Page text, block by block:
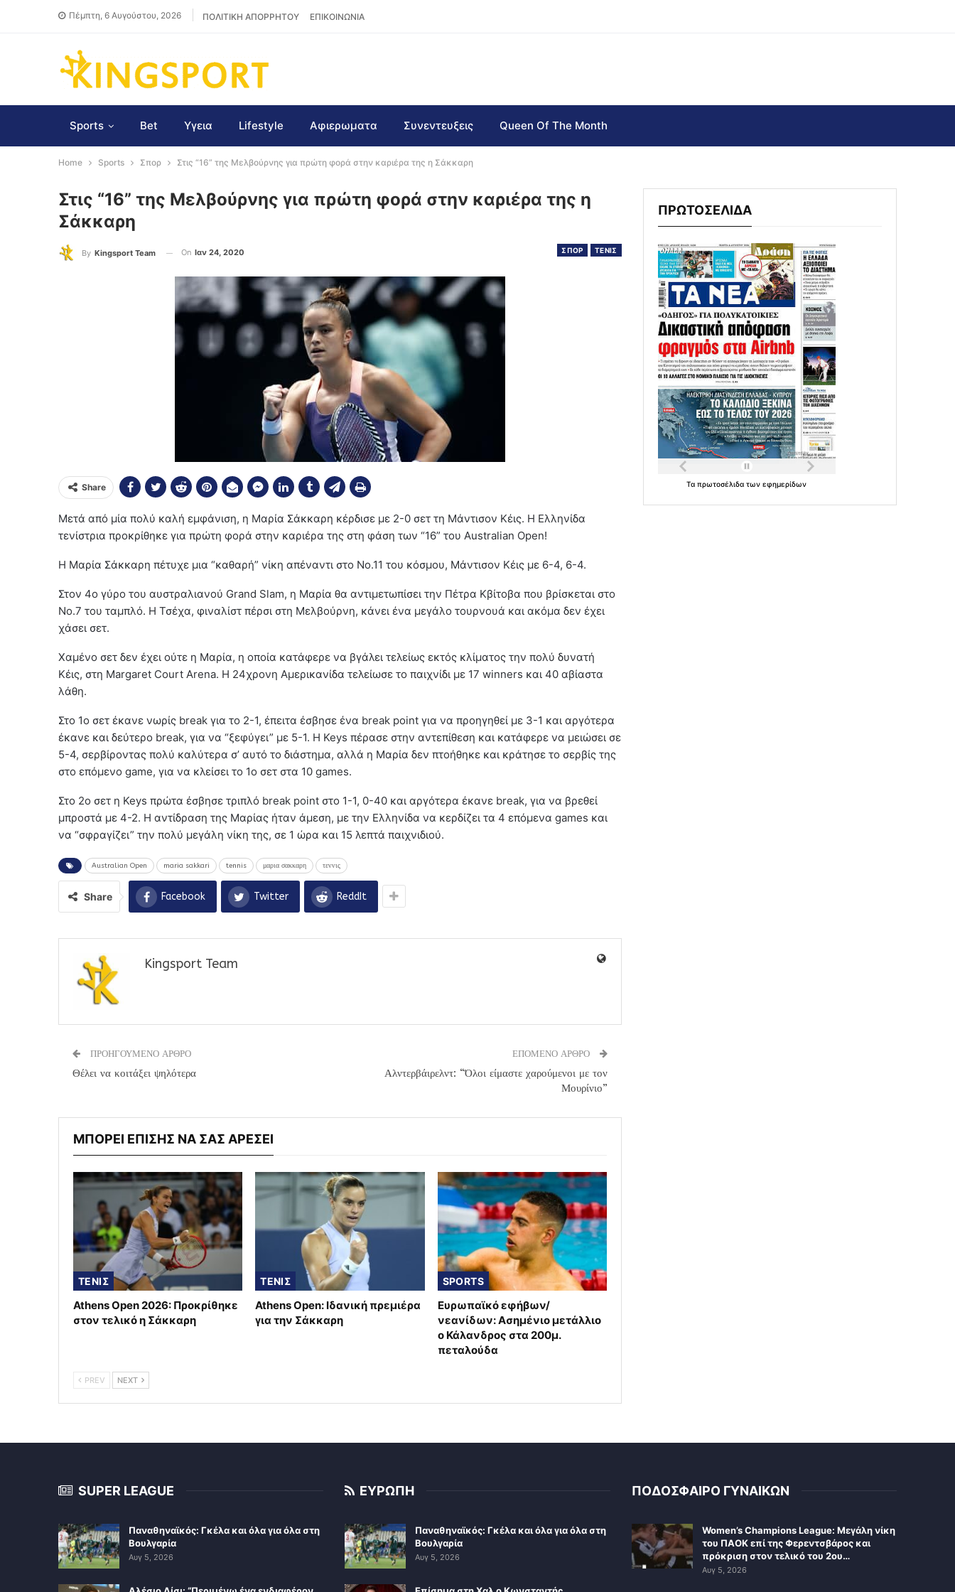
Πέμπτη, 6 Αυγούστου, 2026 ΠΟΛΙΤΙΚΗ ΑΠΟΡΡΗΤΟΥ ΕΠΙΚΟΙΝΩΝΙΑ
Sports Bet Υγεια Lifestyle Αφιερωματα Συνεντευξεις Queen Of The Month
Home Sports Σπορ Στις “16” της Μελβούρνης για πρώτη φορά στην καριέρα της η Σάκκαρη
Στις “16” της Μελβούρνης για πρώτη φορά στην καριέρα της η
Σάκκαρη
ΣΠΟΡ ΤΕΝΙΣ
By Kingsport Team On Ιαν 24, 2020
Share
Μετά από μία πολύ καλή εμφάνιση, η Μαρία Σάκκαρη κέρδισε με 2-0 σετ τη Μάντισον Κέις. Η Ελληνίδα
τενίστρια προκρίθηκε για πρώτη φορά στην καριέρα της στη φάση των “16” του Australian Open!
Η Μαρία Σάκκαρη πέτυχε μια “καθαρή” νίκη απέναντι στο Νο.11 του κόσμου, Μάντισον Κέις με 6-4, 6-4.
Στον 4ο γύρο του αυστραλιανού Grand Slam, η Μαρία θα αντιμετωπίσει την Πέτρα Κβίτοβα που βρίσκεται στο
No.7 του ταμπλό. Η Τσέχα, φιναλίστ πέρσι στη Μελβούρνη, κάνει ένα μεγάλο τουρνουά και ακόμα δεν έχει
χάσει σετ.
Χαμένο σετ δεν έχει ούτε η Μαρία, η οποία κατάφερε να βγάλει τελείως εκτός κλίματος την πολύ δυνατή
Κέις, στη Margaret Court Arena. Η 24χρονη Αμερικανίδα τελείωσε το παιχνίδι με 17 winners και 40 αβίαστα
λάθη.
Στο 1ο σετ έκανε νωρίς break για το 2-1, έπειτα έσβησε ένα break point για να προηγηθεί με 3-1 και αργότερα
έκανε και δεύτερο break, για να “ξεφύγει” με 5-1. Η Keys πέρασε στην αντεπίθεση και κατάφερε να μειώσει σε
5-4, σερβίροντας πολύ καλύτερα σ’ αυτό το διάστημα, αλλά η Μαρία δεν πτοήθηκε και κράτησε το σερβίς της
στο επόμενο game, για να κλείσει το 1ο σετ στα 10 games.
Στο 2ο σετ η Keys πρώτα έσβησε τριπλό break point στο 1-1, 0-40 και αργότερα έκανε break, για να βρεθεί
μπροστά με 4-2. Η αντίδραση της Μαρίας ήταν άμεση, με την Ελληνίδα να κερδίζει τα 4 επόμενα games και
να “σφραγίζει” την πολύ μεγάλη νίκη της, σε 1 ώρα και 15 λεπτά παιχνιδιού.
Australian Open maria sakkari tennis μαρια σακκαρη τεννις
Share Facebook Twitter ReddIt
Kingsport Team
ΠΡΟΗΓΟΥΜΕΝΟ ΑΡΘΡΟ
Θέλει να κοιτάξει ψηλότερα
ΕΠΟΜΕΝΟ ΑΡΘΡΟ
Αλντερβάιρελντ: “Όλοι είμαστε χαρούμενοι με τον
Μουρίνιο”
ΜΠΟΡΕΙ ΕΠΙΣΗΣ ΝΑ ΣΑΣ ΑΡΕΣΕΙ
ΤΕΝΙΣ
Athens Open 2026: Προκρίθηκε
στον τελικό η Σάκκαρη
ΤΕΝΙΣ
Athens Open: Ιδανική πρεμιέρα
για την Σάκκαρη
SPORTS
Ευρωπαϊκό εφήβων/
νεανίδων: Ασημένιο μετάλλιο
ο Κάλανδρος στα 200μ.
πεταλούδα
PREV NEXT
ΠΡΩΤΟΣΕΛΙΔΑ
Ταπρωτοσέλιδατωνεφημερίδων
SUPER LEAGUE
Παναθηναϊκός: Γκέλα και όλα για όλα στη
Βουλγαρία
Αυγ 5, 2026
ΕΥΡΩΠΗ
Παναθηναϊκός: Γκέλα και όλα για όλα στη
Βουλγαρία
Αυγ 5, 2026
ΠΟΔΟΣΦΑΙΡΟ ΓΥΝΑΙΚΩΝ
Women’s Champions League: Μεγάλη νίκη
του ΠΑΟΚ επί της Φερεντσβάρος και
πρόκριση στον τελικό του 2ου…
Αυγ 5, 2026